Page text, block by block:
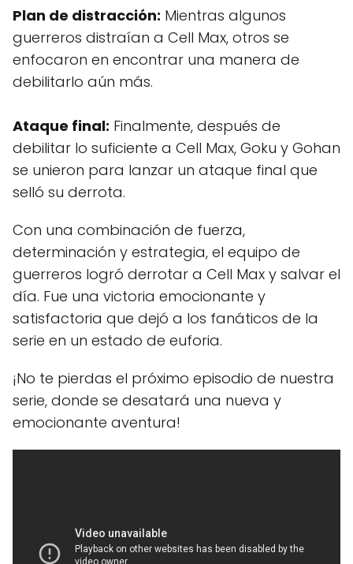
Plan de distracción: Mientras algunos
guerreros distraían a Cell Max, otros se
enfocaron en encontrar una manera de
debilitarlo aún más.
Ataque final: Finalmente, después de
debilitar lo suficiente a Cell Max, Goku y Gohan
se unieron para lanzar un ataque final que
selló su derrota.
Con una combinación de fuerza,
determinación y estrategia, el equipo de
guerreros logró derrotar a Cell Max y salvar el
día. Fue una victoria emocionante y
satisfactoria que dejó a los fanáticos de la
serie en un estado de euforia.
¡No te pierdas el próximo episodio de nuestra
serie, donde se desatará una nueva y
emocionante aventura!